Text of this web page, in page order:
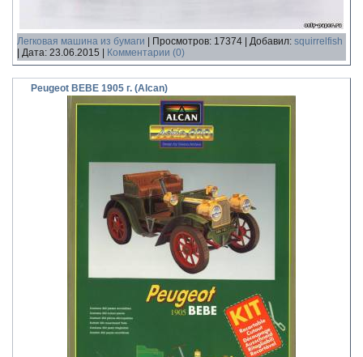
Легковая машина из бумаги Просмотров: 17374 Добавил: squirrelfish
Дата: 23.06.2015 Комментарии (0)
Peugeot BEBE 1905 г. (Alcan)